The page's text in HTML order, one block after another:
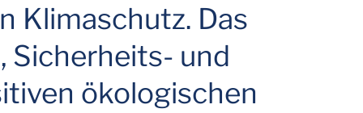
Klimaschutz. Das
und
ökologischen